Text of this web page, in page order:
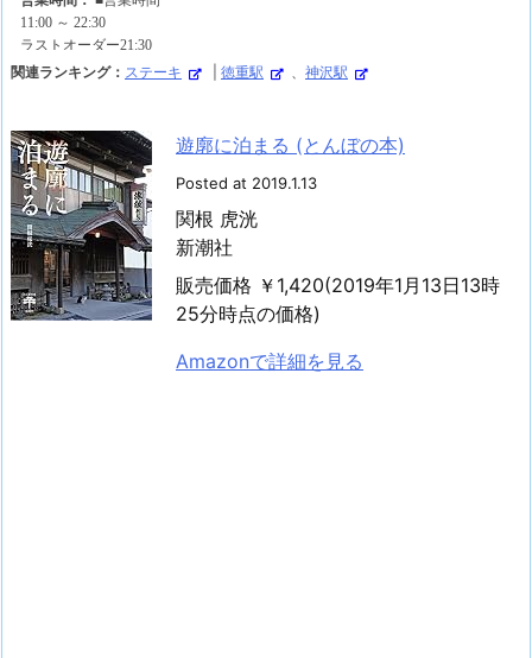
関連ランキング： ステーキ 徳重駅 神沢駅
遊廓に泊まる (とんぼの本)
Posted at 2019.1.13
関根 虎洸
新潮社
販売価格 ￥1,420(2019年1月13日13時
25分時点の価格)
Amazonで詳細を見る